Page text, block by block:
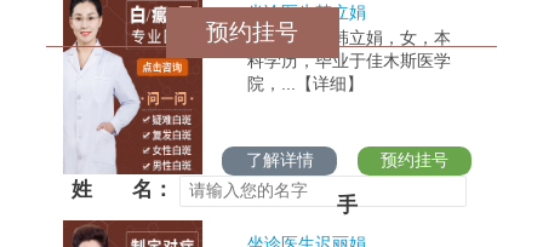
坐诊医生韩立娟
医生简介：
韩立娟，女，本
科学历，毕业于佳木斯医学
院，...【详细】
了解详情 预约挂号
预约挂号
姓 名：
手
机